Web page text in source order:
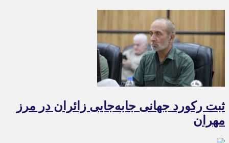
ثبت رکورد جهانی جابه‌جایی زائران در مرز
مهران